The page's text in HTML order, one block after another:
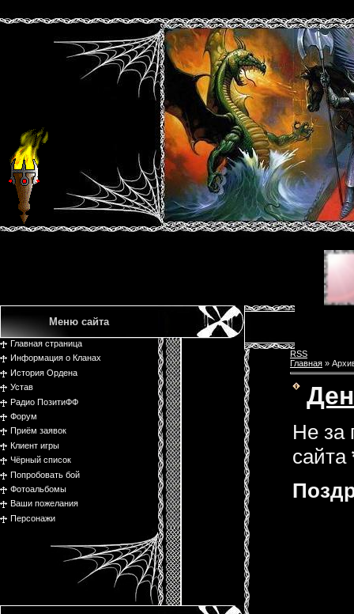
Меню сайта
Главная страница
Информация о Кланах
История Ордена
Устав
Радио ПозитиФФ
Форум
Приём заявок
Клиент игры
Чёрный список
Попробовать бой
Фотоальбомы
Ваши пожелания
Персонажи
RSS
Главная »
Не за
сайта